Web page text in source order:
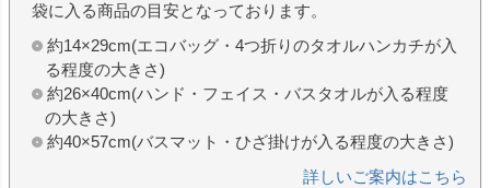
袋に入る商品の目安となっております。
約14×29cm(エコバッグ・4つ折りのタオルハンカチが入
る程度の大きさ)
約26×40cm(ハンド・フェイス・バスタオルが入る程度
の大きさ)
約40×57cm(バスマット・ひざ掛けが入る程度の大きさ)
詳しいご案内はこちら